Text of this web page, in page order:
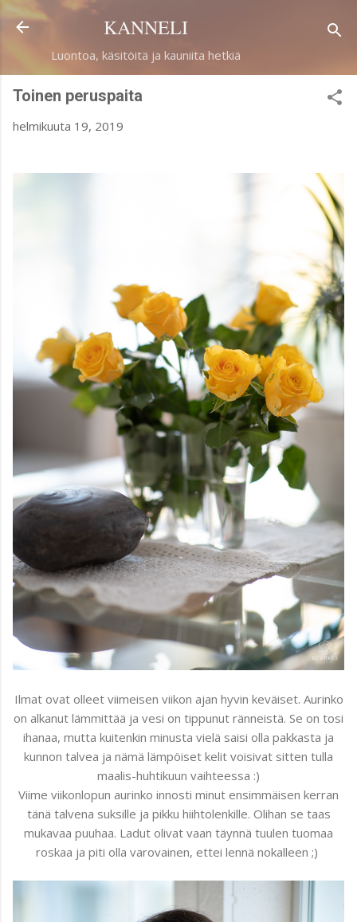
Siirry pääsisältöön
KANNELI
Luontoa, käsitöitä ja kauniita hetkiä
Toinen peruspaita
helmikuuta 19, 2019
Ilmat ovat olleet viimeisen viikon ajan hyvin keväiset. Aurinko
on alkanut lämmittää ja vesi on tippunut ränneistä. Se on tosi
ihanaa, mutta kuitenkin minusta vielä saisi olla pakkasta ja
kunnon talvea ja nämä lämpöiset kelit voisivat sitten tulla
maalis-huhtikuun vaihteessa :)
Viime viikonlopun aurinko innosti minut ensimmäisen kerran
tänä talvena suksille ja pikku hiihtolenkille. Olihan se taas
mukavaa puuhaa. Ladut olivat vaan täynnä tuulen tuomaa
roskaa ja piti olla varovainen, ettei lennä nokalleen ;)